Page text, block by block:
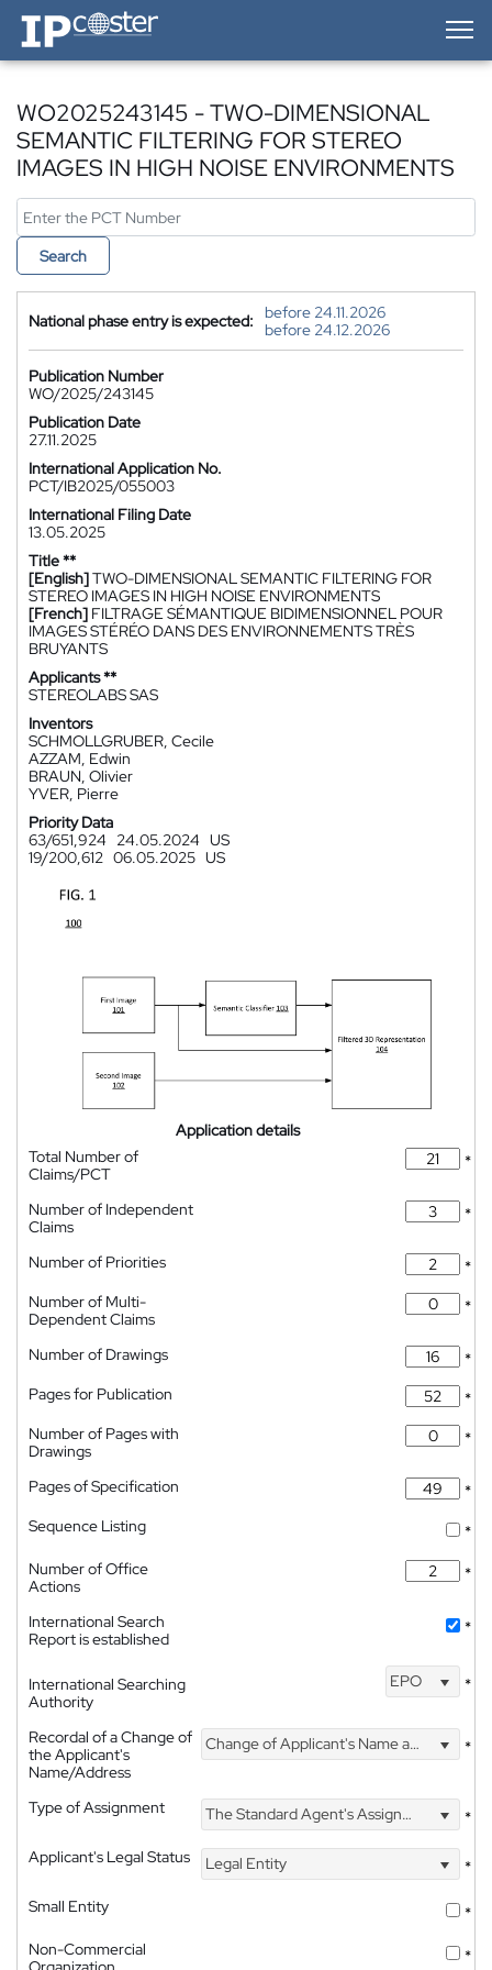
IP-Coster — Home
WO2025243145 - TWO-DIMENSIONAL
SEMANTIC FILTERING FOR STEREO
IMAGES IN HIGH NOISE ENVIRONMENTS
Search
National phase entry is expected:
before 24.11.2026
before 24.12.2026
Publication Number
WO/2025/243145
Publication Date
27.11.2025
International Application No.
PCT/IB2025/055003
International Filing Date
13.05.2025
Title **
[English]TWO-DIMENSIONAL SEMANTIC FILTERING FOR
STEREO IMAGES IN HIGH NOISE ENVIRONMENTS
[French] FILTRAGE SÉMANTIQUE BIDIMENSIONNEL POUR
IMAGES STÉRÉO DANS DES ENVIRONNEMENTS TRÈS
BRUYANTS
Applicants **
STEREOLABS SAS
Inventors
SCHMOLLGRUBER, Cecile
AZZAM, Edwin
BRAUN, Olivier
YVER, Pierre
Priority Data
63/651,924
24.05.2024 US
19/200,612 06.05.2025 US
Application details
Total Number of
Claims/PCT
*
Number of Independent
Claims
*
Number of Priorities
*
Number of Multi-
Dependent Claims
*
Number of Drawings
*
Pages for Publication
*
Number of Pages with
Drawings
*
Pages of Specification
*
Sequence Listing
*
Number of Office
Actions
*
International Search
Report is established
*
International Searching
Authority
EPO *
Recordal of a Change of
the Applicant's
Name/Address
Change of Applicant's Name and Address *
Type of Assignment The Standard Agent's Assignment
*
Applicant's Legal Status
Legal Entity
*
Small Entity
*
Non-Commercial
*